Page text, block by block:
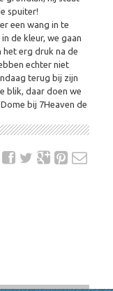
spuiter!
een wang in te
de kleur, we gaan
het erg druk na de
echter niet
terug bij zijn
blik, daar doen we
bij 7Heaven de